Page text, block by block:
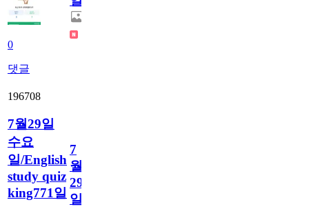
0
댓글
196708
7월29일
수요
일/English
study quiz
king771일
7
월
29
일